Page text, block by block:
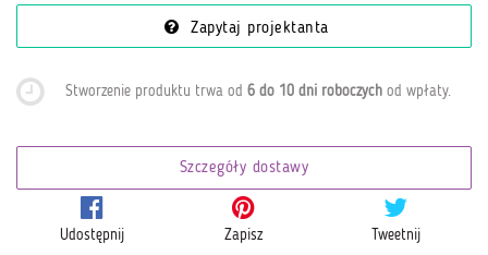
Zapytaj projektanta
Stworzenie produktu trwa od6 do 10 dni roboczych od wpłaty.
Szczegóły dostawy
Udostępnij Zapisz Tweetnij